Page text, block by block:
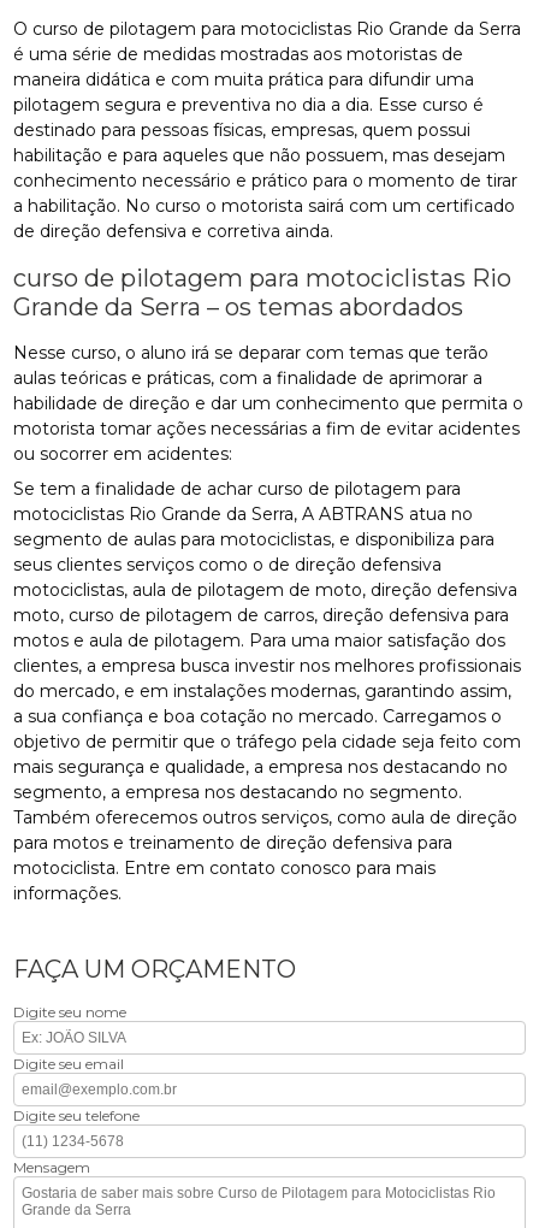
O curso de pilotagem para motociclistas Rio Grande da Serra
é uma série de medidas mostradas aos motoristas de
maneira didática e com muita prática para difundir uma
pilotagem segura e preventiva no dia a dia. Esse curso é
destinado para pessoas físicas, empresas, quem possui
habilitação e para aqueles que não possuem, mas desejam
conhecimento necessário e prático para o momento de tirar
a habilitação. No curso o motorista sairá com um certificado
de direção defensiva e corretiva ainda.
curso de pilotagem para motociclistas Rio
Grande da Serra – os temas abordados
Nesse curso, o aluno irá se deparar com temas que terão
aulas teóricas e práticas, com a finalidade de aprimorar a
habilidade de direção e dar um conhecimento que permita o
motorista tomar ações necessárias a fim de evitar acidentes
ou socorrer em acidentes:
Se tem a finalidade de achar curso de pilotagem para
motociclistas Rio Grande da Serra, A ABTRANS atua no
segmento de aulas para motociclistas, e disponibiliza para
seus clientes serviços como o de direção defensiva
motociclistas, aula de pilotagem de moto, direção defensiva
moto, curso de pilotagem de carros, direção defensiva para
motos e aula de pilotagem. Para uma maior satisfação dos
clientes, a empresa busca investir nos melhores profissionais
do mercado, e em instalações modernas, garantindo assim,
a sua confiança e boa cotação no mercado. Carregamos o
objetivo de permitir que o tráfego pela cidade seja feito com
mais segurança e qualidade, a empresa nos destacando no
segmento, a empresa nos destacando no segmento.
Também oferecemos outros serviços, como aula de direção
para motos e treinamento de direção defensiva para
motociclista. Entre em contato conosco para mais
informações.
FAÇA UM ORÇAMENTO
Digite seu nome
Digite seu email
Digite seu telefone
Mensagem